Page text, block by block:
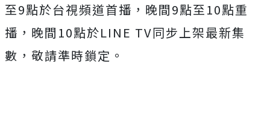
至9點於台視頻道首播，晚間9點至10點重
播，晚間 10點於LINE TV同步上架最新集
數，敬請準時鎖定。